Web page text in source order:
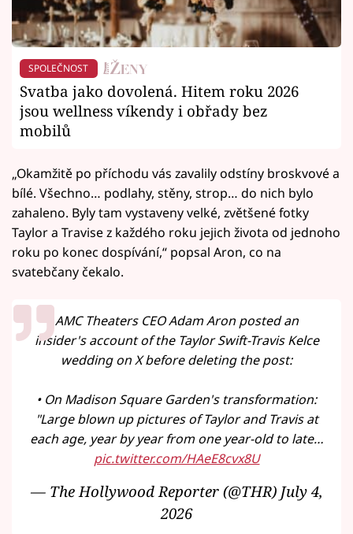
SPOLEČNOST
Svatba jako dovolená. Hitem roku 2026
jsou wellness víkendy i obřady bez
mobilů
„Okamžitě po příchodu vás zavalily odstíny broskvové a
bílé. Všechno… podlahy, stěny, strop… do nich bylo
zahaleno. Byly tam vystaveny velké, zvětšené fotky
Taylor a Travise z každého roku jejich života od jednoho
roku po konec dospívání,“ popsal Aron, co na
svatebčany čekalo.
AMC Theaters CEO Adam Aron posted an
insider's account of the Taylor Swift-Travis Kelce
wedding on X before deleting the post:
• On Madison Square Garden's transformation:
"Large blown up pictures of Taylor and Travis at
each age, year by year from one year-old to late…
pic.twitter.com/HAeE8cvx8U
— The Hollywood Reporter (@THR) July 4,
2026